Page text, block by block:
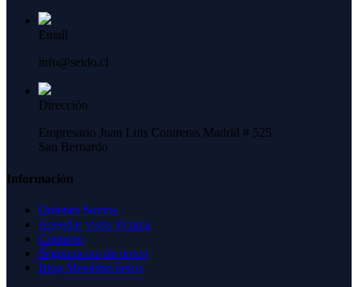
Email
info@seido.cl
Dirección
Empresario Juan Luis Contreras Madrid # 525
San Bernardo
Información
Quienes Somos
Agendar visita técnica
Contacto
Seguimiento de orden
Blog Metalmecánico